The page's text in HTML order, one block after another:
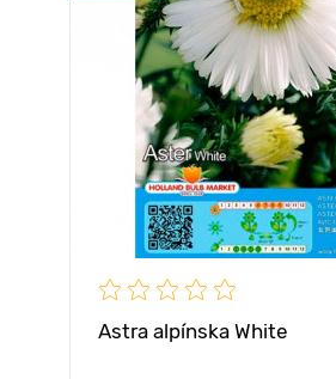
Astra alpínska White